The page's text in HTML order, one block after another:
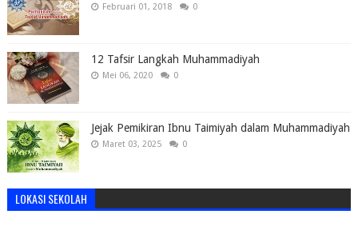
Februari 01, 2018 0
12 Tafsir Langkah Muhammadiyah
Mei 06, 2020 0
Jejak Pemikiran Ibnu Taimiyah dalam Muhammadiyah
Maret 03, 2025 0
LOKASI SEKOLAH